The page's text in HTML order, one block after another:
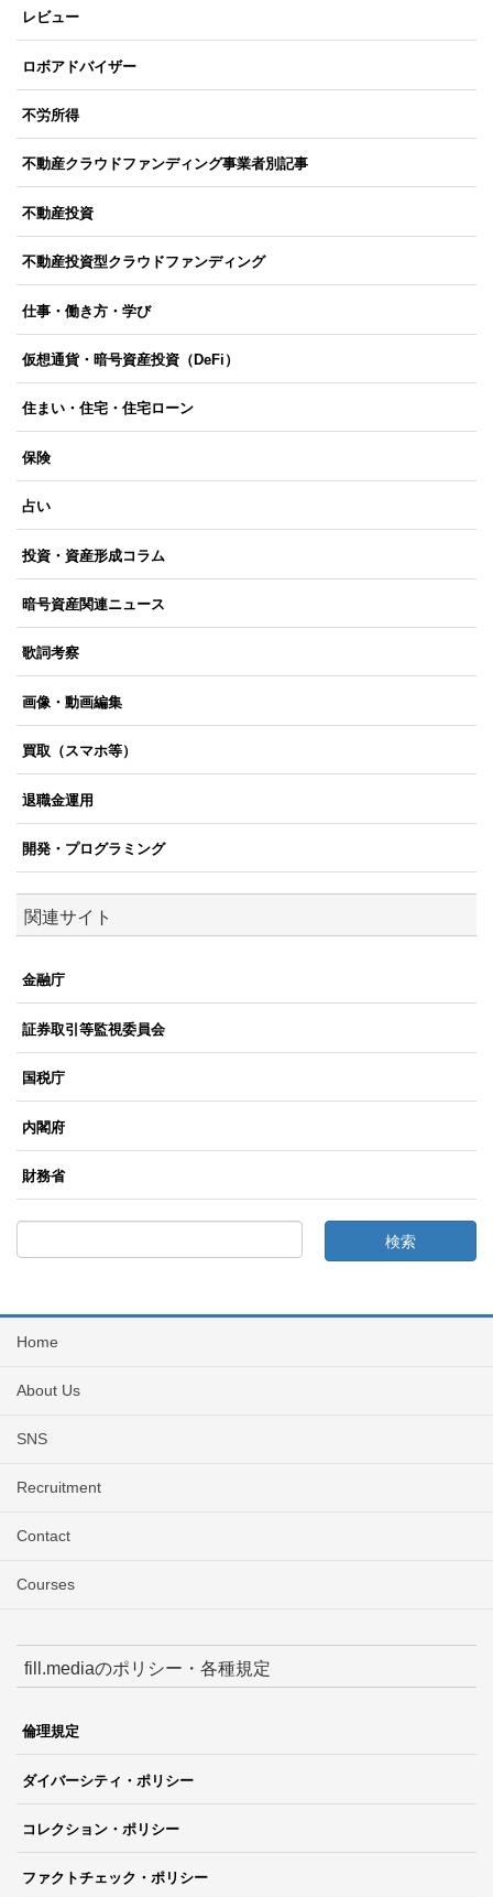
レビュー
ロボアドバイザー
不労所得
不動産クラウドファンディング事業者別記事
不動産投資
不動産投資型クラウドファンディング
仕事・働き方・学び
仮想通貨・暗号資産投資（DeFi）
住まい・住宅・住宅ローン
保険
占い
投資・資産形成コラム
暗号資産関連ニュース
歌詞考察
画像・動画編集
買取（スマホ等）
退職金運用
開発・プログラミング
関連サイト
金融庁
証券取引等監視委員会
国税庁
内閣府
財務省
Home
About Us
SNS
Recruitment
Contact
Courses
fill.mediaのポリシー・各種規定
倫理規定
ダイバーシティ・ポリシー
コレクション・ポリシー
ファクトチェック・ポリシー